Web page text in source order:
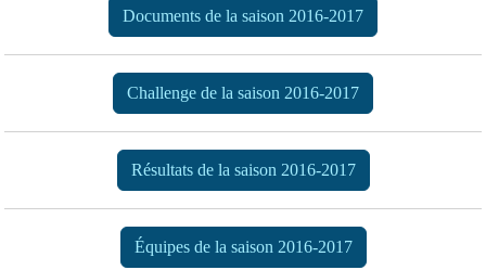
Documents de la saison 2016-2017
Challenge de la saison 2016-2017
Résultats de la saison 2016-2017
Équipes de la saison 2016-2017